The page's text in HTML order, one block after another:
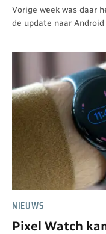
Vorige week was daar
de update naar
NIEUWS
Pixel Watch